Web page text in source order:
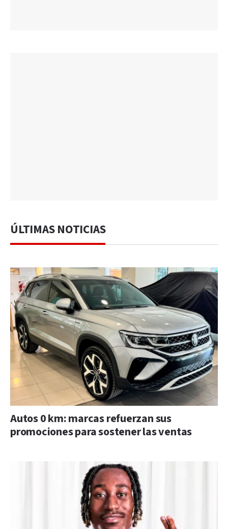
ÚLTIMAS NOTICIAS
Autos 0 km: marcas refuerzan sus
promociones para sostener las ventas